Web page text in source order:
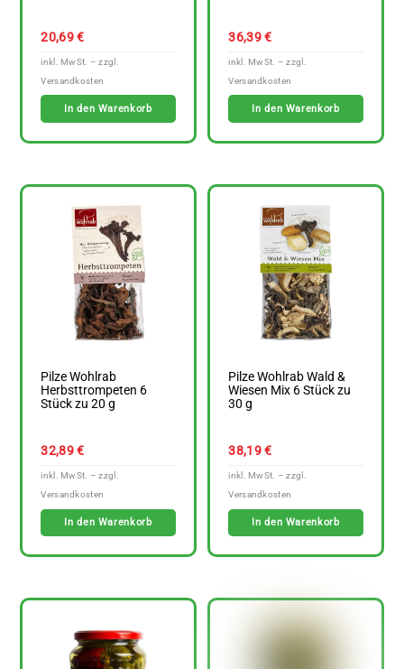
20,69€
In den Warenkorb
36,39€
In den Warenkorb
Pilze Wohlrab
Herbsttrompeten 6
Stück zu 20 g
32,89€
In den Warenkorb
Pilze Wohlrab Wald &
Wiesen Mix 6 Stück zu
30 g
38,19€
In den Warenkorb